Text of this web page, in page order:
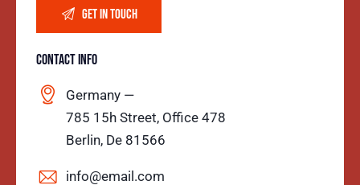
CONTACT INFO
Germany —
785 15h Street, Office 478
Berlin, De 81566
info@email.com